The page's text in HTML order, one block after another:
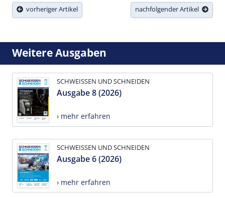
vorheriger Artikel nachfolgender Artikel
Weitere Ausgaben
SCHWEISSEN UND SCHNEIDEN
Ausgabe 8 (2026)
› mehr erfahren
SCHWEISSEN UND SCHNEIDEN
Ausgabe 6 (2026)
› mehr erfahren